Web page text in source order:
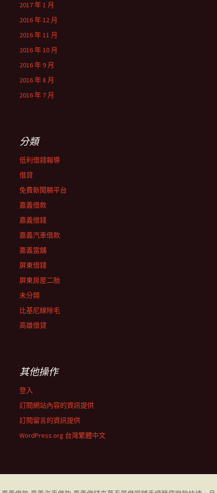
2017 年 1 月
2016 年 12 月
2016 年 11 月
2016 年 10 月
2016 年 9 月
2016 年 8 月
2016 年 7 月
分類
低利借錢報導
借貸
免費新聞稿平台
嘉義借款
嘉義借錢
嘉義汽車借款
嘉義當舖
屏東借錢
屏東房屋二胎
未分類
比基尼線除毛
高雄借貸
其他操作
登入
訂閱網站內容的資訊提供
訂閱留言的資訊提供
WordPress.org 台灣繁體中文